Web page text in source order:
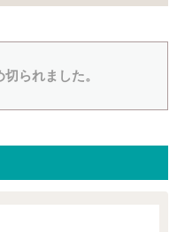
られました。